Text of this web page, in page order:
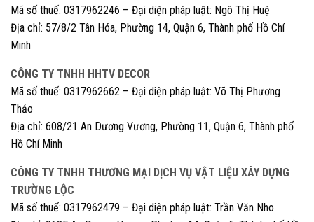
Mã số thuế: 0317962246 – Đại diện pháp luật: Ngô Thị Huệ
Địa chỉ: 57/8/2 Tân Hóa, Phường 14, Quận 6, Thành phố Hồ Chí
Minh
CÔNG TY TNHH HHTV DECOR
Mã số thuế: 0317962662 – Đại diện pháp luật: Võ Thị Phương
Thảo
Địa chỉ: 608/21 An Dương Vương, Phường 11, Quận 6, Thành phố
Hồ Chí Minh
CÔNG TY TNHH THƯƠNG MẠI DỊCH VỤ VẬT LIỆU XÂY DỰNG
TRƯỜNG LỘC
Mã số thuế: 0317962479 – Đại diện pháp luật: Trần Văn Nho